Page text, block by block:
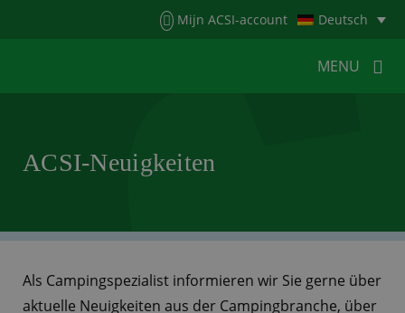
Mijn ACSI-account Deutsch
MENU
FÜR CAMPINGPLÄTZENEUIGKEITEN
ACSI WEBSHOPKONTAKT
ACSI-Neuigkeiten
Als Campingspezialist informieren wir Sie gerne über
aktuelle Neuigkeiten aus der Campingbranche, über